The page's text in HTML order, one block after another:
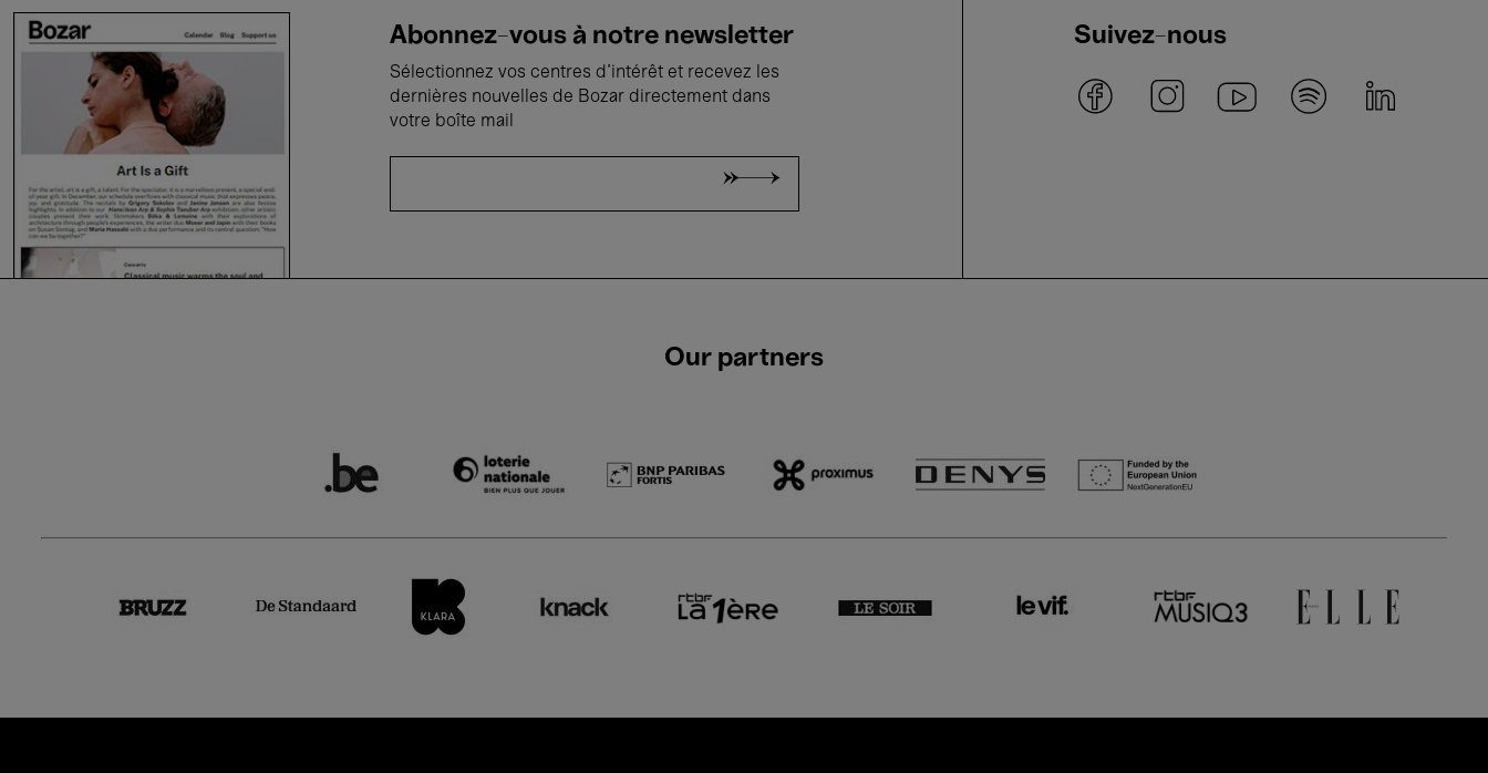
Abonnez-vous à notre newsletter
Sélectionnez vos centres d'intérêt et recevez les
dernières nouvelles de Bozar directement dans
votre boîte mail
Suivez-nous
Our partners